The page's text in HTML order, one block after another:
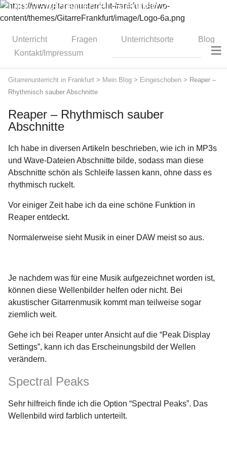
Dipl.-Gitarrenlehrer Stephan Zitzmann
Unterricht Fragen Unterrichtsorte
Blog
Kontakt/Impressum
≡
Gitarrenunterricht in Frankfurt > Mein Blog > Eingeschoben > Reaper –
Rhythmisch sauber Abschnitte
Reaper – Rhythmisch sauber
Abschnitte
Ich habe in diversen Artikeln beschrieben, wie ich in MP3s
und Wave-Dateien Abschnitte bilde, sodass man diese
Abschnitte schön als Schleife lassen kann, ohne dass es
rhythmisch ruckelt.
Vor einiger Zeit habe ich da eine schöne Funktion in
Reaper entdeckt.
Normalerweise sieht Musik in einer DAW meist so aus.
Je nachdem was für eine Musik aufgezeichnet worden ist,
können diese Wellenbilder helfen oder nicht. Bei
akustischer Gitarrenmusik kommt man teilweise sogar
ziemlich weit.
Gehe ich bei Reaper unter Ansicht auf die “Peak Display
Settings”, kann ich das Erscheinungsbild der Wellen
verändern.
Spectral Peaks
Sehr hilfreich finde ich die Option “Spectral Peaks”. Das
Wellenbild wird farblich unterteilt.